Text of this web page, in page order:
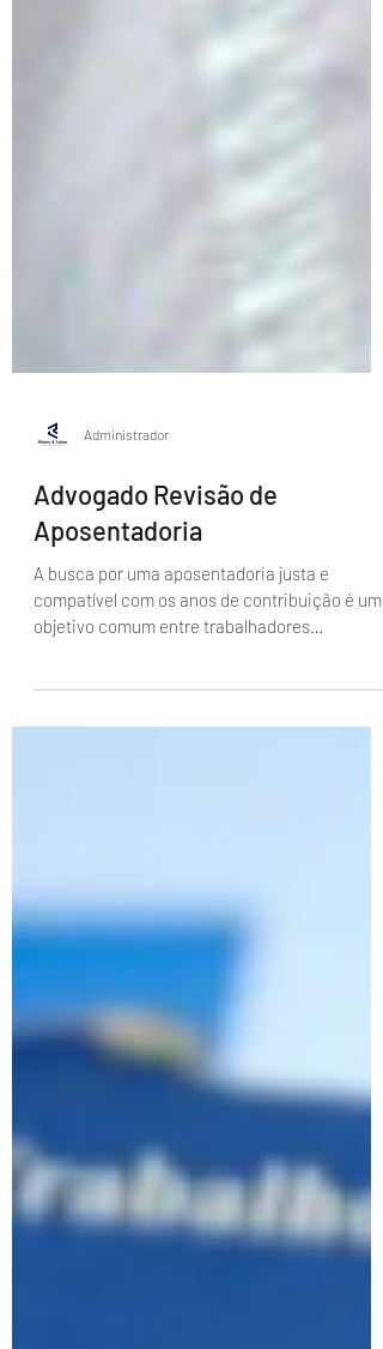
Advogado Revisão de
Aposentadoria
A busca por uma aposentadoria justa e
compatível com os anos de contribuição é um
brasileiros. Para...